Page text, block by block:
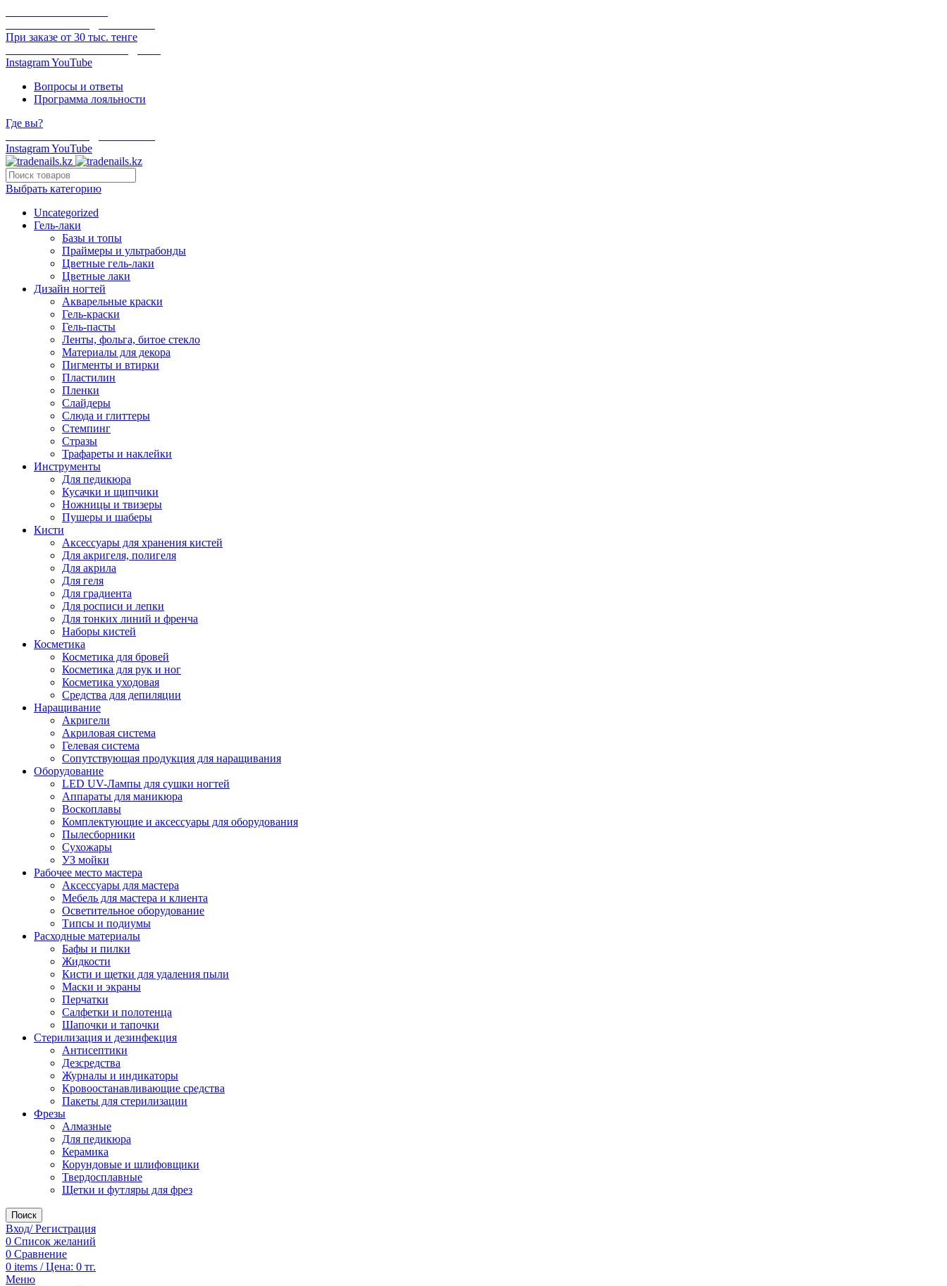
При заказе от 30 тыс. тенге
InstagramYouTube
Вопросы и ответы
Программа лояльности
Где вы?
InstagramYouTube
Выбрать категорию
Uncategorized
Гель-лаки
Базы и топы
Праймеры и ультрабонды
Цветные гель-лаки
Цветные лаки
Дизайн ногтей
Акварельные краски
Гель-краски
Гель-пасты
Ленты, фольга, битое стекло
Материалы для декора
Пигменты и втирки
Пластилин
Пленки
Слайдеры
Слюда и глиттеры
Стемпинг
Стразы
Трафареты и наклейки
Инструменты
Для педикюра
Кусачки и щипчики
Ножницы и твизеры
Пушеры и шаберы
Кисти
Аксессуары для хранения кистей
Для акригеля, полигеля
Для акрила
Для геля
Для градиента
Для росписи и лепки
Для тонких линий и френча
Наборы кистей
Косметика
Косметика для бровей
Косметика для рук и ног
Косметика уходовая
Средства для депиляции
Наращивание
Акригели
Акриловая система
Гелевая система
Сопутствующая продукция для наращивания
Оборудование
LED UV-Лампы для сушки ногтей
Аппараты для маникюра
Воскоплавы
Комплектующие и аксессуары для оборудования
Пылесборники
Сухожары
УЗ мойки
Рабочее место мастера
Аксессуары для мастера
Мебель для мастера и клиента
Осветительное оборудование
Типсы и подиумы
Расходные материалы
Бафы и пилки
Жидкости
Кисти и щетки для удаления пыли
Маски и экраны
Перчатки
Салфетки и полотенца
Шапочки и тапочки
Стерилизация и дезинфекция
Антисептики
Дезсредства
Журналы и индикаторы
Кровоостанавливающие средства
Пакеты для стерилизации
Фрезы
Алмазные
Для педикюра
Керамика
Корундовые и шлифовщики
Твердосплавные
Щетки и футляры для фрез
Поиск
Вход/ Регистрация
0 Список желаний
0 Сравнение
0 items / Цена: 0 тг.
Меню